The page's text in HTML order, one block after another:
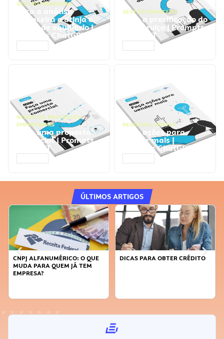
GESTÃO FINANCEIRA
Faça a análise
financeira e atinja o
ponto de equilíbrio |
Prompts ChatGPT
GESTÃO FINANCEIRA
Faça a precificação do
seu serviço | Prompts
ChatGPT
NEGÓCIOS, PROCESSOS
EMPRESARIAIS
Faça uma proposta
comercial | Prompts
ChatGPT
NEGÓCIOS, VENDAS
Faça ações para
vender mais |
Prompts ChatGPT
ÚLTIMOS ARTIGOS
CNPJ ALFANUMÉRICO: O QUE
MUDA PARA QUEM JÁ TEM
EMPRESA?
DICAS PARA OBTER CRÉDITO